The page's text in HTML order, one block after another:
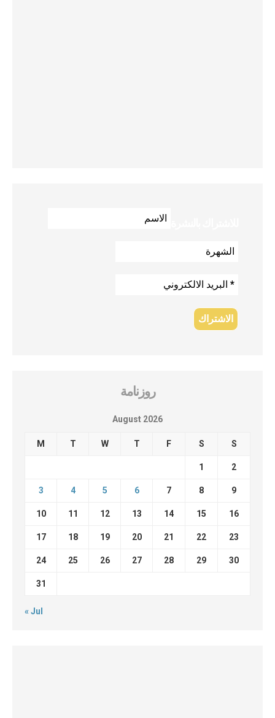
روزنامة
August 2026
M T W T F S S
1 2
3 4 5 6 7 8 9
10 11 12 13 14 15 16
17 18 19 20 21 22 23
24 25 26 27 28 29 30
31
« Jul